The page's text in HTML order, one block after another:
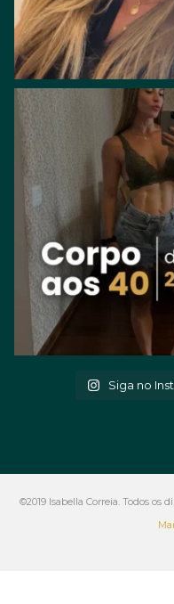
Siga no
©2019 Isabella Correia. Todos os